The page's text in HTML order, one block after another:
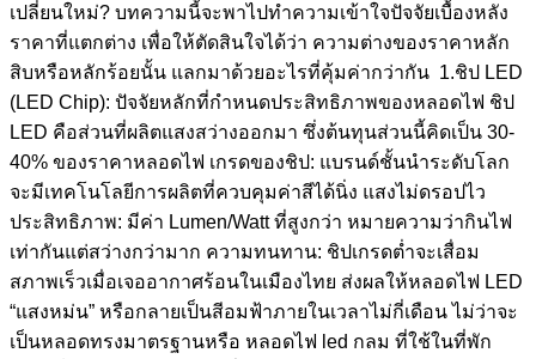
เปลี่ยนใหม่? บทความนี้จะพาไปทำความเข้าใจปัจจัยเบื้องหลัง
ราคาที่แตกต่าง เพื่อให้ตัดสินใจได้ว่า ความต่างของราคาหลัก
สิบหรือหลักร้อยนั้น แลกมาด้วยอะไรที่คุ้มค่ากว่ากัน 1.ชิป LED
(LED Chip): ปัจจัยหลักที่กำหนดประสิทธิภาพของหลอดไฟ ชิป
LED คือส่วนที่ผลิตแสงสว่างออกมา ซึ่งต้นทุนส่วนนี้คิดเป็น 30-
40% ของราคาหลอดไฟ เกรดของชิป: แบรนด์ชั้นนำระดับโลก
จะมีเทคโนโลยีการผลิตที่ควบคุมค่าสีได้นิ่ง แสงไม่ดรอปไว
ประสิทธิภาพ: มีค่า Lumen/Watt ที่สูงกว่า หมายความว่ากินไฟ
เท่ากันแต่สว่างกว่ามาก ความทนทาน: ชิปเกรดต่ำจะเสื่อม
สภาพเร็วเมื่อเจออากาศร้อนในเมืองไทย ส่งผลให้หลอดไฟ LED
“แสงหม่น” หรือกลายเป็นสีอมฟ้าภายในเวลาไม่กี่เดือน ไม่ว่าจะ
เป็นหลอดทรงมาตรฐานหรือ หลอดไฟ led กลม ที่ใช้ในที่พัก